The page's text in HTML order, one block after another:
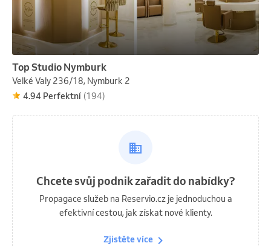
Top Studio Nymburk
Velké Valy 236/18, Nymburk 2
4.94 Perfektní (194)
Chcete svůj podnik zařadit do nabídky?
Propagace služeb na Reservio.cz je jednoduchou a
efektivní cestou, jak získat nové klienty.
Zjistěte více